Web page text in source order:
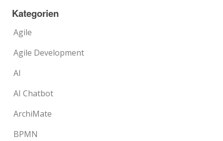
Kategorien
Agile
Agile Development
AI
AI Chatbot
ArchiMate
BPMN